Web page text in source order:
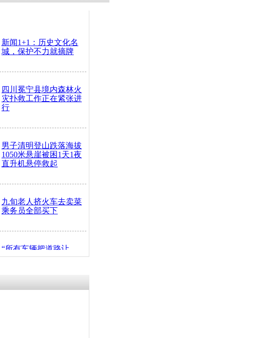
新闻1+1：历史文化名
城，保护不力就摘牌
四川冕宁县境内森林火
灾扑救工作正在紧张进
行
男子清明登山跌落海拔
1050米悬崖被困1天1夜
直升机悬停救起
九旬老人挤火车去卖菜
乘务员全部买下
“所有车辆把道路让
开！”儿童突发疾病交